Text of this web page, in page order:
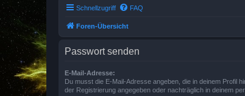
Schnellzugriff FAQ
Foren-Übersicht
Passwort senden
E-Mail-Adresse:
Du musst die E-Mail-Adresse angeben, die in deinem Profil
der Registrierung angegeben oder nachträglich in deinem